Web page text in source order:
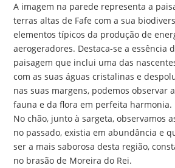
A imagem na parede representa a
terras altas de Fafe com a sua
elementos típicos da produção de
aerogeradores. Destaca-se a essência
paisagem que inclui uma das
com as suas águas cristalinas e
nas suas margens, podemos observar
fauna e da flora em perfeita harmonia.
No chão, junto à sargeta, observamos
no passado, existia em abundância e
ser a mais saborosa desta região,
no brasão de Moreira do Rei.